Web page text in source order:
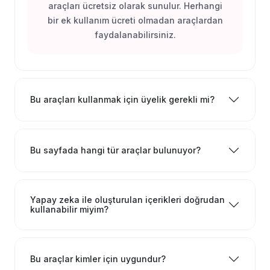
araçları ücretsiz olarak sunulur. Herhangi
bir ek kullanım ücreti olmadan araçlardan
faydalanabilirsiniz.
Bu araçları kullanmak için üyelik gerekli mi?
Bu sayfada hangi tür araçlar bulunuyor?
Yapay zeka ile oluşturulan içerikleri doğrudan
kullanabilir miyim?
Bu araçlar kimler için uygundur?